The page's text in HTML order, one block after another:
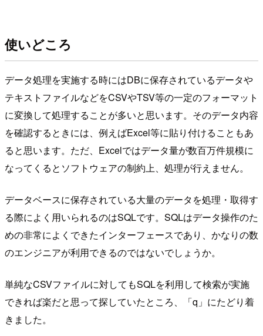
使いどころ
データ処理を実施する時にはDBに保存されているデータや
テキストファイルなどをCSVやTSV等の一定のフォーマット
に変換して処理することが多いと思います。そのデータ内容
を確認するときには、例えばExcel等に貼り付けることもあ
ると思います。ただ、Excelではデータ量が数百万件規模に
なってくるとソフトウェアの制約上、処理が行えません。
データベースに保存されている大量のデータを処理・取得す
る際によく用いられるのはSQLです。SQLはデータ操作のた
めの非常によくできたインターフェースであり、かなりの数
のエンジニアが利用できるのではないでしょうか。
単純なCSVファイルに対してもSQLを利用して検索が実施
できれば楽だと思って探していたところ、「q」にたどり着
きました。